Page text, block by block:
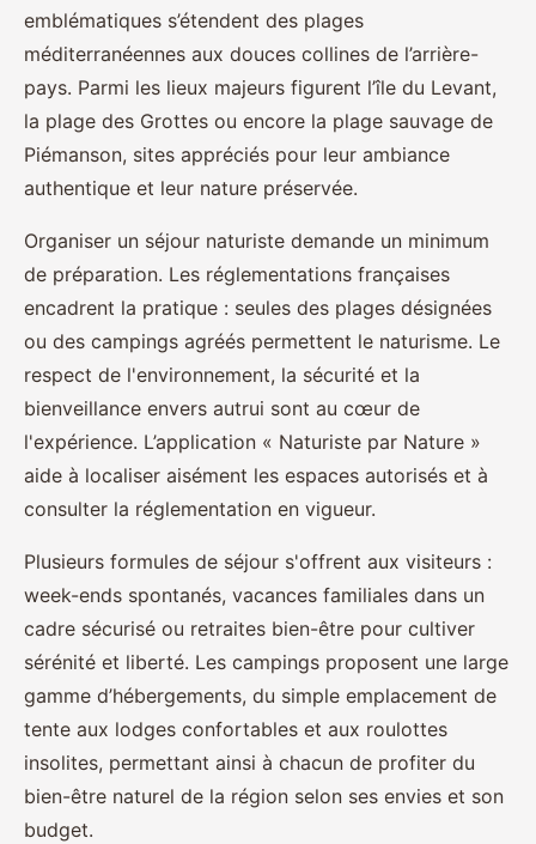
emblématiques s’étendent des plages
méditerranéennes aux douces collines de l’arrière-
pays. Parmi les lieux majeurs figurent l’île du Levant,
la plage des Grottes ou encore la plage sauvage de
Piémanson, sites appréciés pour leur ambiance
authentique et leur nature préservée.
Organiser un séjour naturiste demande un minimum
de préparation. Les réglementations françaises
encadrent la pratique : seules des plages désignées
ou des campings agréés permettent le naturisme. Le
respect de l'environnement, la sécurité et la
bienveillance envers autrui sont au cœur de
l'expérience. L’application « Naturiste par Nature »
aide à localiser aisément les espaces autorisés et à
consulter la réglementation en vigueur.
Plusieurs formules de séjour s'offrent aux visiteurs :
week-ends spontanés, vacances familiales dans un
cadre sécurisé ou retraites bien-être pour cultiver
sérénité et liberté. Les campings proposent une large
gamme d’hébergements, du simple emplacement de
tente aux lodges confortables et aux roulottes
insolites, permettant ainsi à chacun de profiter du
bien-être naturel de la région selon ses envies et son
budget.